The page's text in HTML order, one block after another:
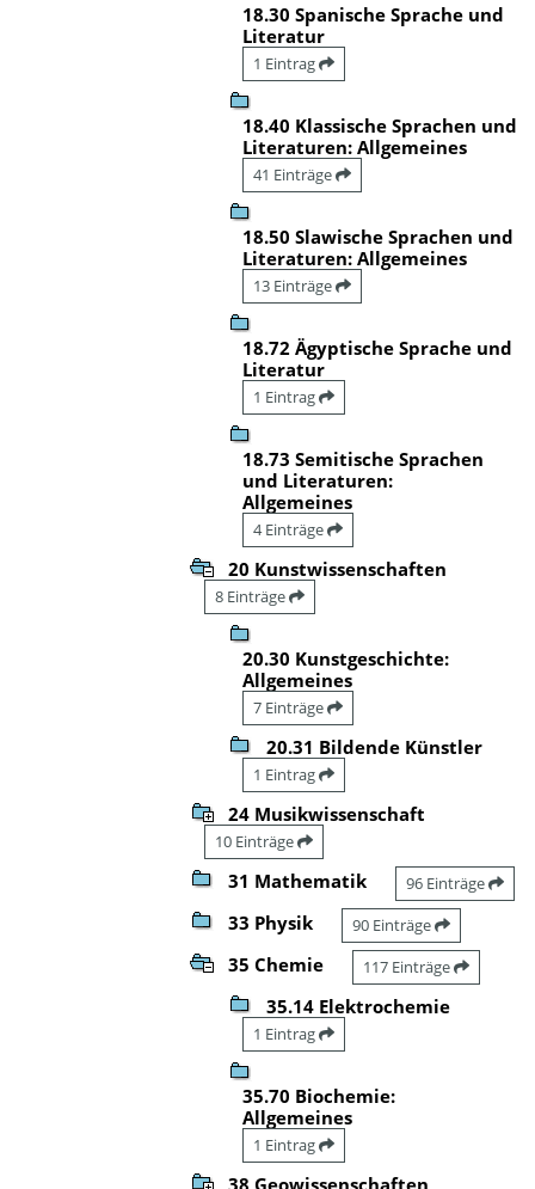
18.30 Spanische Sprache und
Literatur
1 Eintrag
18.40 Klassische Sprachen und
Literaturen: Allgemeines
41 Einträge
18.50 Slawische Sprachen und
Literaturen: Allgemeines
13 Einträge
18.72 Ägyptische Sprache und
Literatur
1 Eintrag
18.73 Semitische Sprachen
und Literaturen:
Allgemeines
4 Einträge
20 Kunstwissenschaften
8 Einträge
20.30 Kunstgeschichte:
Allgemeines
7 Einträge
20.31 Bildende Künstler
1 Eintrag
24 Musikwissenschaft
10 Einträge
31 Mathematik 96 Einträge
33 Physik 90 Einträge
35 Chemie 117 Einträge
35.14 Elektrochemie
1 Eintrag
35.70 Biochemie:
Allgemeines
1 Eintrag
38 Geowissenschaften